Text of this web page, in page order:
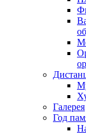
Галерея
Год